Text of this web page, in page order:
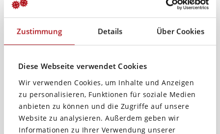
Zustimmung Details Über Cookies
Diese Webseite verwendet Cookies
Wir verwenden Cookies, um Inhalte und Anzeigen
zu personalisieren, Funktionen für soziale Medien
anbieten zu können und die Zugriffe auf unsere
Website zu analysieren. Außerdem geben wir
Informationen zu Ihrer Verwendung unserer
Während bei der Bewältigung von Herausforderungen
in Zeiten von Digitaler Transformation, New Work,
Unternehmen Erfolgseinbußen…